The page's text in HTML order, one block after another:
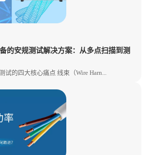
的安规测试解决方案：从多点扫描到测
试的四大核心痛点 线束（Wire Harn...